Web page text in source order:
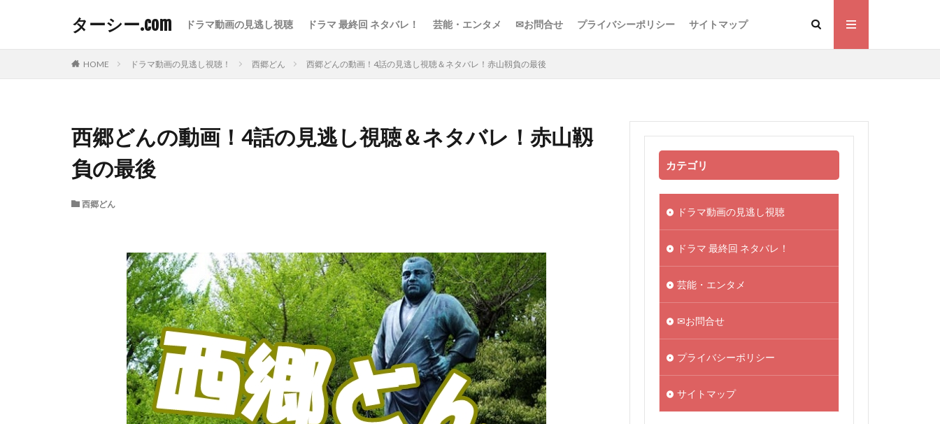
ターシー.com ドラマ動画の見逃し視聴 ドラマ 最終回 ネタバレ！ 芸能・エンタメ ✉お問合せ プライバシーポリシー サイトマップ
HOME ドラマ動画の見逃し視聴！ 西郷どん 西郷どんの動画！4話の見逃し視聴＆ネタバレ！赤山靱負の最後
西郷どんの動画！4話の見逃し視聴＆ネタバレ！赤山靱
負の最後
西郷どん
カテゴリ
ドラマ動画の見逃し視聴
ドラマ 最終回 ネタバレ！
芸能・エンタメ
✉お問合せ
プライバシーポリシー
サイトマップ